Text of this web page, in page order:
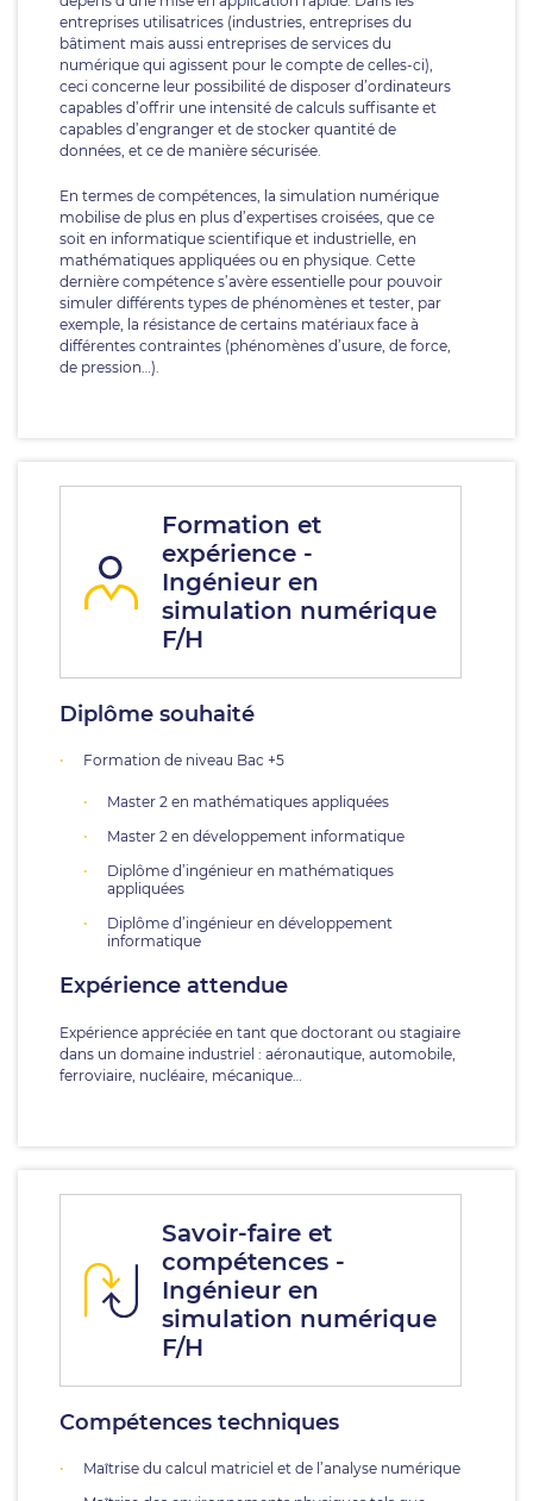
entreprises utilisatrices (industries, entreprises du
bâtiment mais aussi entreprises de services du
numérique qui agissent pour le compte de celles-ci),
ceci concerne leur possibilité de disposer d’ordinateurs
capables d’offrir une intensité de calculs suffisante et
capables d’engranger et de stocker quantité de
données, et ce de manière sécurisée.
En termes de compétences, la simulation numérique
mobilise de plus en plus d’expertises croisées, que ce
soit en informatique scientifique et industrielle, en
mathématiques appliquées ou en physique. Cette
dernière compétence s’avère essentielle pour pouvoir
simuler différents types de phénomènes et tester, par
exemple, la résistance de certains matériaux face à
différentes contraintes (phénomènes d’usure, de force,
de pression…).
Formation et
expérience -
Ingénieur en
simulation numérique
F/H
Diplôme souhaité
Formation de niveau Bac +5
Master 2 en mathématiques appliquées
Master 2 en développement informatique
Diplôme d’ingénieur en mathématiques
appliquées
Diplôme d’ingénieur en développement
informatique
Expérience attendue
Expérience appréciée en tant que doctorant ou stagiaire
dans un domaine industriel : aéronautique, automobile,
ferroviaire, nucléaire, mécanique…
Savoir-faire et
compétences -
Ingénieur en
simulation numérique
F/H
Compétences techniques
Maîtrise du calcul matriciel et de l’analyse numérique